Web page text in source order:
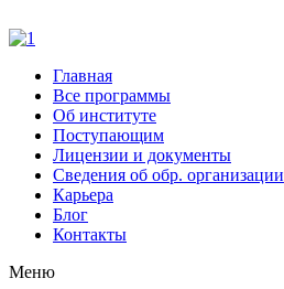
Главная
Все программы
Об институте
Поступающим
Лицензии и документы
Сведения об обр. организации
Карьера
Блог
Контакты
Меню